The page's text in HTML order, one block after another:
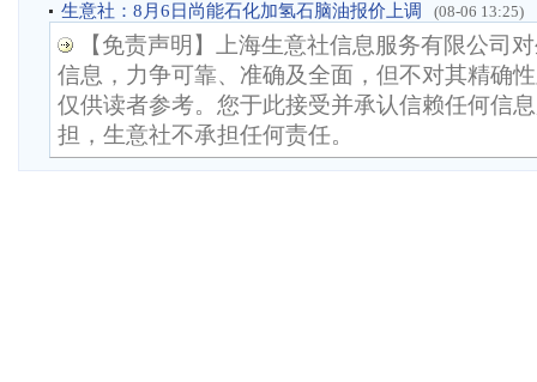
生意社：8月6日尚能石化加氢石脑油报价上调 (08-06 13:25)
【免责声明】上海生意社信息服务有限公司
信息，力争可靠、准确及全面，但不对其精确
仅供读者参考。您于此接受并承认信赖任何信
担，生意社不承担任何责任。